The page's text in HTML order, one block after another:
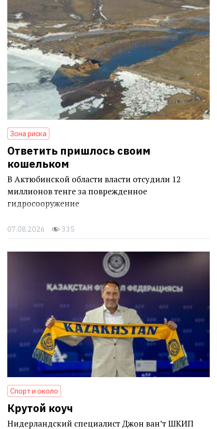
Зона риска
Ответить пришлось своим
кошельком
В Актюбинской области власти отсудили 12
миллионов тенге за поврежденное
гидросооружение
07.08.2026 335
Спорт и около
Крутой коуч
Нидерландский специалист Джон ван’т ШКИП